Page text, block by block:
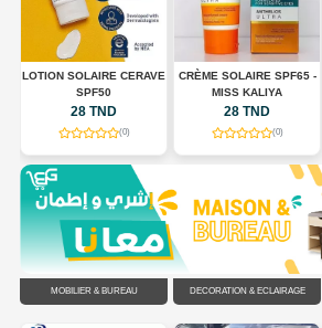
LOTION SOLAIRE CERAVE
SPF50
28 TND
(0)
CRÈME SOLAIRE SPF65 -
MISS KALIYA
28 TND
(0)
MOBILIER & BUREAU DÉCORATION & ÉCLAIRAGE